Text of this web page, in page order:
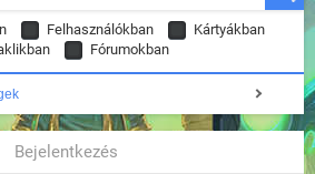
Felhasználókban
Kártyákban
Fórumokban
Bejelentkezés